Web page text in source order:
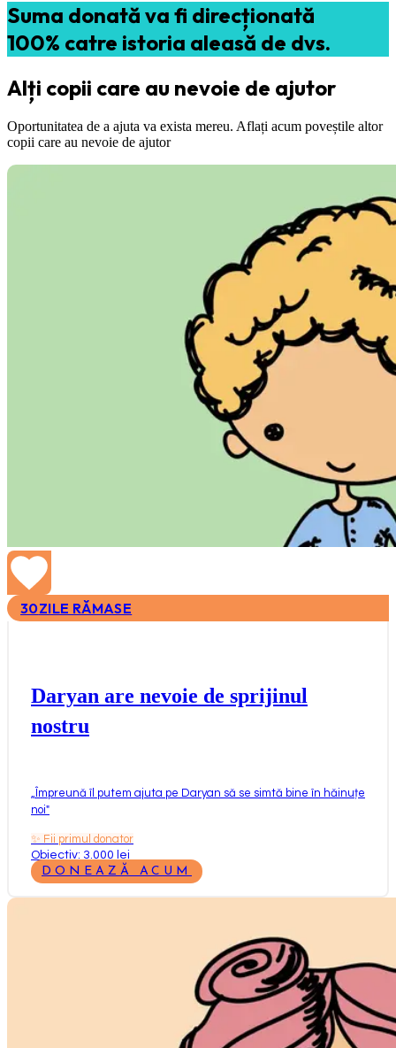
Suma donată va fi direcționată
100% catre istoria aleasă de dvs.
Alți copii care au nevoie de ajutor
Oportunitatea de a ajuta va exista mereu. Aflați acum poveștile altor
copii care au nevoie de ajutor
30ZILE RĂMASE
Daryan are nevoie de sprijinul
nostru
Împreună îl putem ajuta pe Daryan să se simtă bine în hăinuțe
noi"
✨ Fii primul donator
Obiectiv: 3.000 lei
DONEAZĂ ACUM